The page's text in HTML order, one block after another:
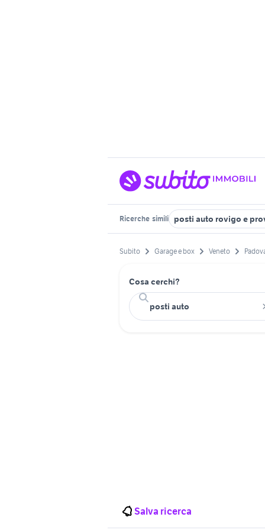
Ricerche simili posti auto rovigo e
Subito Garage e box Veneto
Cosa cerchi?
Salva ricerca